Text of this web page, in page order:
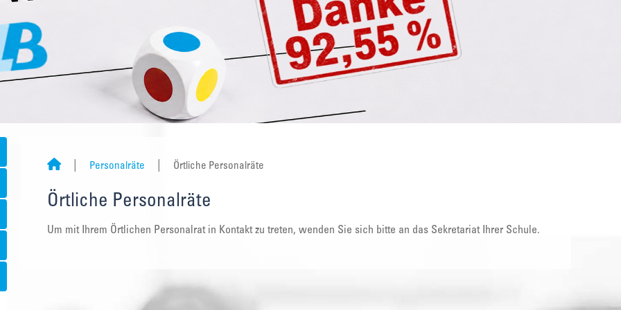
Personalräte Örtliche Personalräte
Örtliche Personalräte
Um mit Ihrem Örtlichen Personalrat in Kontakt zu treten, wenden Sie sich bitte an das Sekretariat Ihrer Schule.